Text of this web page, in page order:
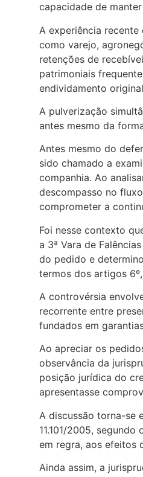
capacidade de
A experiência
como varejo,
retenções de
patrimoniais
endividamento
A pulverização
antes mesmo da
Antes mesmo do
sido chamado a
companhia. Ao
descompasso no
comprometer a
Foi nesse contexto
a 3ª Vara de
do pedido e
termos dos artigos 6º,
A controvérsia
recorrente entre
fundados em
Ao apreciar os
observância da
posição jurídica do
apresentasse
A discussão torna-se
11.101/2005,
em regra, aos efeitos
Ainda assim, a